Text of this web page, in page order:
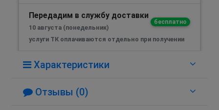
Передадим в службу доставки
бесплатно
10 августа (понедельник)
услуги ТК оплачиваются отдельно при получении
Характеристики
Отзывы (0)